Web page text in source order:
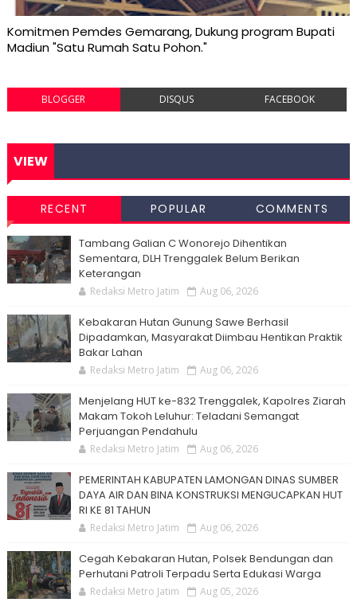
Komitmen Pemdes Gemarang, Dukung program Bupati
Madiun "Satu Rumah Satu Pohon."
BLOGGER DISQUS FACEBOOK
VIEW
RECENT POPULAR COMMENTS
Tambang Galian C Wonorejo Dihentikan
Sementara, DLH Trenggalek Belum Berikan
Keterangan
Redaksi Metro Jatim Aug 06, 2026
Kebakaran Hutan Gunung Sawe Berhasil
Dipadamkan, Masyarakat Diimbau Hentikan Praktik
Bakar Lahan
Redaksi Metro Jatim Aug 06, 2026
Menjelang HUT ke-832 Trenggalek, Kapolres Ziarah
Makam Tokoh Leluhur: Teladani Semangat
Perjuangan Pendahulu
Redaksi Metro Jatim Aug 06, 2026
PEMERINTAH KABUPATEN LAMONGAN DINAS SUMBER
DAYA AIR DAN BINA KONSTRUKSI MENGUCAPKAN HUT
RI KE 81 TAHUN
Redaksi Metro Jatim Aug 06, 2026
Cegah Kebakaran Hutan, Polsek Bendungan dan
Perhutani Patroli Terpadu Serta Edukasi Warga
Redaksi Metro Jatim Aug 05, 2026